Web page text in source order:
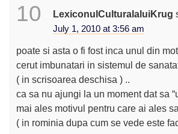
10 LexiconulCulturalaluiKrug
July 1, 2010 at 3:56 am
poate si asta o fi fost inca unul din
cerut imbunatari in sistemul de
( in scrisoarea deschisa ) ..
ca sa nu ajungi la un moment dat sa
mai ales motivul pentru care ai ales
( in rominia dupa cum se vede este